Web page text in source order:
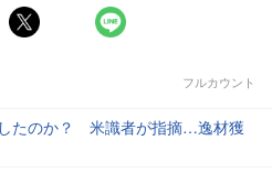
フルカウント
たのか？ 米識者が指摘…逸材獲